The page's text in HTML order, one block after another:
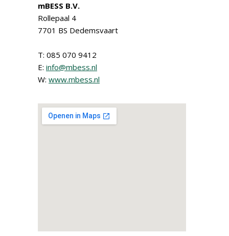
mBESS B.V.
Rollepaal 4
7701 BS Dedemsvaart
T: 085 070 9412
E: info@mbess.nl
W: www.mbess.nl